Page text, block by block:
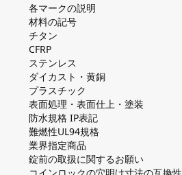
各マークの説明
材料の記号
チタン
CFRP
ステンレス
ダイカスト・⻩銅
プラスチック
表面処理・表面仕上・塗装
防⽔規格 IP表記
難燃性UL94規格
業界指定商品
錠前の取扱に関するお願い